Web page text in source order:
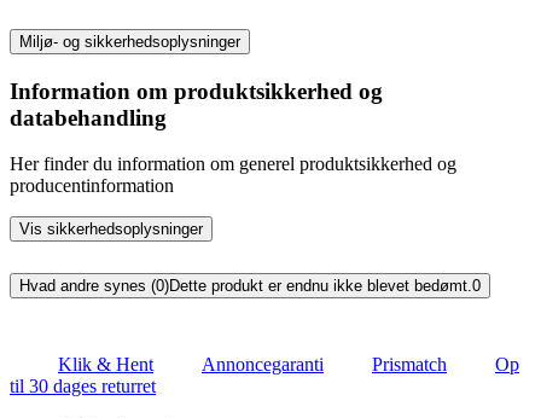
Miljø- og sikkerhedsoplysninger
Information om produktsikkerhed og
databehandling
Her finder du information om generel produktsikkerhed og
producentinformation
Vis sikkerhedsoplysninger
Hvad andre synes (0)Dette produkt er endnu ikke blevet bedømt.0
Klik & Hent Annoncegaranti Prismatch
Op
til 30 dages returret